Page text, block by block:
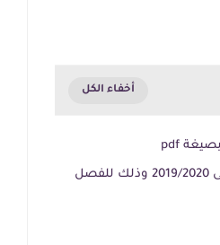
تحميل الخطة السنوية لرياض اطفال المستوى الثانى للعام الدراسى 2019/2020 وذلك للفصل